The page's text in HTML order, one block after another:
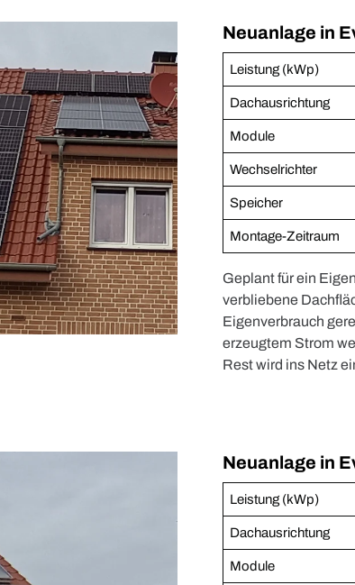
Neuanlage in
Leistung (kWp)
Dachausrichtung
Module
Wechselrichter
Speicher
Montage-Zeitraum
Geplant für ein
verbliebene
Eigenverbrauch
erzeugtem Strom
Rest wird ins Netz
Neuanlage in
Leistung (kWp)
Dachausrichtung
Module